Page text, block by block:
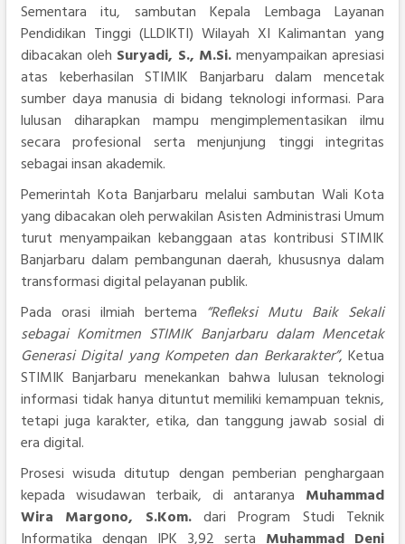
Sementara itu, sambutan Kepala Lembaga Layanan
Pendidikan Tinggi (LLDIKTI) Wilayah XI Kalimantan yang
dibacakan oleh Suryadi, S., M.Si.menyampaikan apresiasi
atas keberhasilan STIMIK Banjarbaru dalam mencetak
sumber daya manusia di bidang teknologi informasi. Para
lulusan diharapkan mampu mengimplementasikan ilmu
secara profesional serta menjunjung tinggi integritas
sebagai insan akademik.
Pemerintah Kota Banjarbaru melalui sambutan Wali Kota
yang dibacakan oleh perwakilan Asisten Administrasi Umum
turut menyampaikan kebanggaan atas kontribusi STIMIK
Banjarbaru dalam pembangunan daerah, khususnya dalam
transformasi digital pelayanan publik.
Pada orasi ilmiah bertema “Refleksi Mutu Baik Sekali
sebagai Komitmen STIMIK Banjarbaru dalam Mencetak
Generasi Digital yang Kompeten dan Berkarakter”, Ketua
STIMIK Banjarbaru menekankan bahwa lulusan teknologi
informasi tidak hanya dituntut memiliki kemampuan teknis,
tetapi juga karakter, etika, dan tanggung jawab sosial di
era digital.
Prosesi wisuda ditutup dengan pemberian penghargaan
kepada wisudawan terbaik, di antaranya Muhammad
Wira Margono, S.Kom.dari Program Studi Teknik